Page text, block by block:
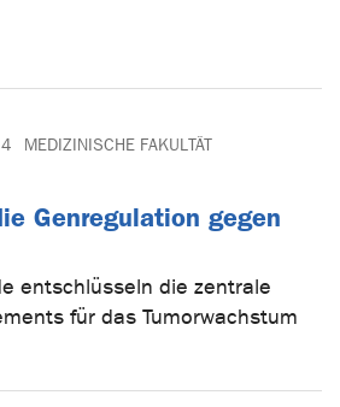
MEDIZINISCHE FAKULTÄT
Genregulation gegen
entschlüsseln die zentrale
für das Tumorwachstum